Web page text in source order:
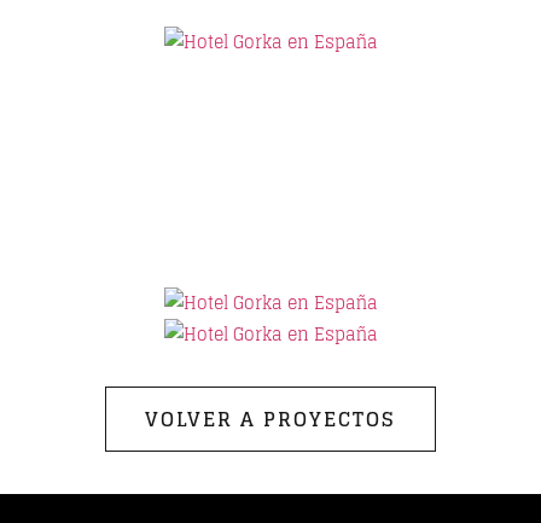
VOLVER A PROYECTOS